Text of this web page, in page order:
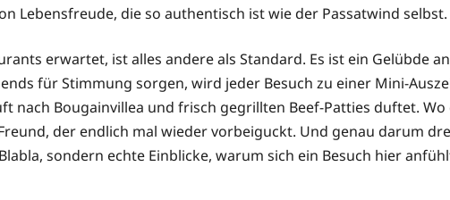
Lebensfreude, die so authentisch ist wie der Passatwind selbst.
erwartet, ist alles andere als Standard. Es ist ein Gelübde
für Stimmung sorgen, wird jeder Besuch zu einer Mini-
nach Bougainvillea und frisch gegrillten Beef-Patties duftet.
der endlich mal wieder vorbeiguckt. Und genau darum
sondern echte Einblicke, warum sich ein Besuch hier